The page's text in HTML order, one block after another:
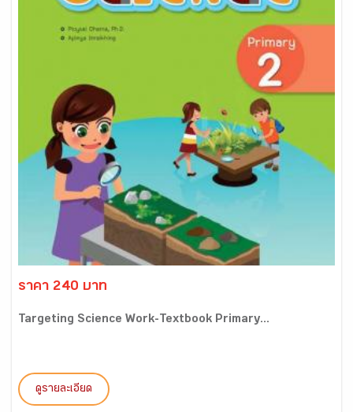
ราคา 240 บาท
Targeting Science Work-Textbook Primary...
ดูรายละเอียด